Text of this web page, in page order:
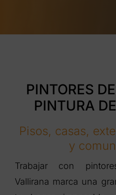
PINTORES
PINTURA
Pisos, casas,
y
Trabajar con
Vallirana marca una